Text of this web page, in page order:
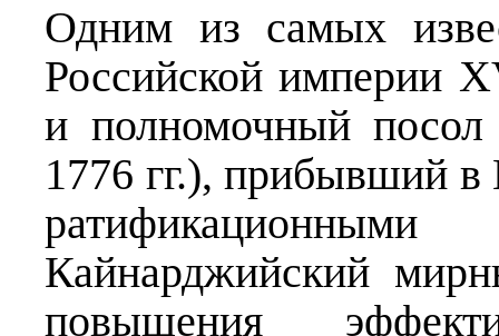
Одним из самых
Российской империи
и полномочный
1776 гг.), прибывший в
Кайнарджийский
повышения